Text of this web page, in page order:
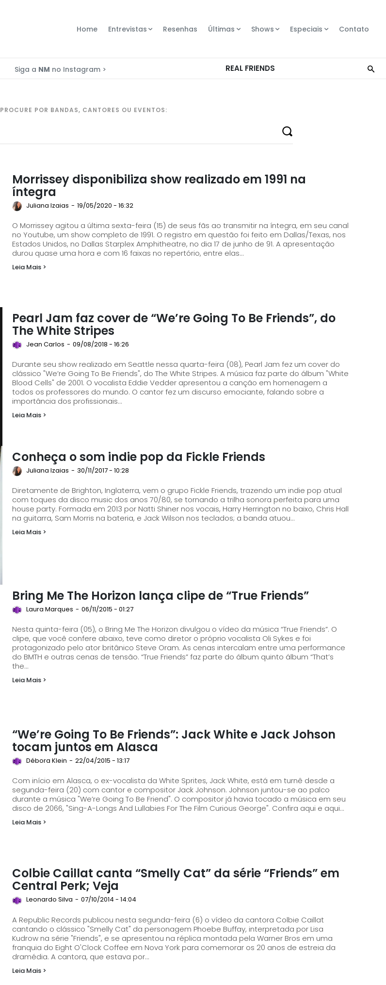
Home Entrevistas Resenhas Últimas Shows Especiais Contato
Siga a NM no Instagram >
PROCURE POR BANDAS, CANTORES OU EVENTOS:
Morrissey disponibiliza show realizado em 1991 na
íntegra
Juliana Izaias - 19/05/2020 - 16:32
O Morrissey agitou a última sexta-feira (15) de seus fãs ao transmitir na íntegra, em seu canal
no Youtube, um show completo de 1991. O registro em questão foi feito em Dallas/Texas, nos
Estados Unidos, no Dallas Starplex Amphitheatre, no dia 17 de junho de 91. A apresentação
durou quase uma hora e com 16 faixas no repertório, entre elas...
Leia Mais >
Pearl Jam faz cover de “We’re Going To Be Friends”, do
The White Stripes
Jean Carlos - 09/08/2018 - 16:26
Durante seu show realizado em Seattle nessa quarta-feira (08), Pearl Jam fez um cover do
clássico "We’re Going To Be Friends", do The White Stripes. A música faz parte do álbum "White
Blood Cells" de 2001. O vocalista Eddie Vedder apresentou a canção em homenagem a
todos os professores do mundo. O cantor fez um discurso emociante, falando sobre a
importância dos profissionais...
Leia Mais >
Conheça o som indie pop da Fickle Friends
Juliana Izaias - 30/11/2017 - 10:28
Diretamente de Brighton, Inglaterra, vem o grupo Fickle Friends, trazendo um indie pop atual
com toques da disco music dos anos 70/80, se tornando a trilha sonora perfeita para uma
house party. Formada em 2013 por Natti Shiner nos vocais, Harry Herrington no baixo, Chris Hall
na guitarra, Sam Morris na bateria, e Jack Wilson nos teclados; a banda atuou...
Leia Mais >
Bring Me The Horizon lança clipe de “True Friends”
Laura Marques - 06/11/2015 - 01:27
Nesta quinta-feira (05), o Bring Me The Horizon divulgou o vídeo da música “True Friends”. O
clipe, que você confere abaixo, teve como diretor o próprio vocalista Oli Sykes e foi
protagonizado pelo ator britânico Steve Oram. As cenas intercalam entre uma performance
do BMTH e outras cenas de tensão. “True Friends” faz parte do álbum quinto álbum “That’s
the...
Leia Mais >
“We’re Going To Be Friends”: Jack White e Jack Johson
tocam juntos em Alasca
Débora Klein - 22/04/2015 - 13:17
Com início em Alasca, o ex-vocalista da White Sprites, Jack White, está em turnê desde a
segunda-feira (20) com cantor e compositor Jack Johnson. Johnson juntou-se ao palco
durante a música "We’re Going To Be Friend". O compositor já havia tocado a música em seu
disco de 2066, "Sing-A-Longs And Lullabies For The Film Curious George". Confira aqui e aqui...
Leia Mais >
Colbie Caillat canta “Smelly Cat” da série “Friends” em
Central Perk; Veja
Leonardo Silva - 07/10/2014 - 14:04
A Republic Records publicou nesta segunda-feira (6) o vídeo da cantora Colbie Caillat
cantando o clássico "Smelly Cat" da personagem Phoebe Buffay, interpretada por Lisa
Kudrow na série "Friends", e se apresentou na réplica montada pela Warner Bros em uma
franquia do Eight O'Clock Coffee em Nova York para comemorar os 20 anos de estreia da
dramédia. A cantora, que estava por...
Leia Mais >